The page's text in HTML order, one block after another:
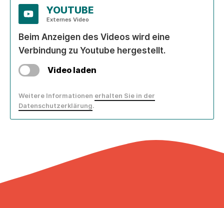
YOUTUBE
Externes Video
Beim Anzeigen des Videos wird eine
Verbindung zu Youtube hergestellt.
Video laden
Weitere Informationen erhalten Sie in der
Datenschutzerklärung.